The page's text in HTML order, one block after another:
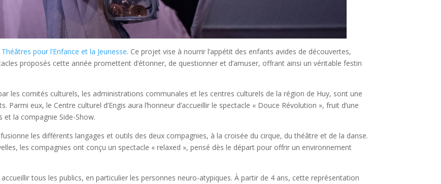
pour l’Enfance et la Jeunesse. Ce projet vise à nourrir l’appétit des enfants avides de découvertes,
proposés cette année promettent d’étonner, de questionner et d’amuser, offrant ainsi un véritable festin
les comités culturels, les administrations communales et les centres culturels de la région de Huy, sont une
eux, le Centre culturel d’Engis aura l’honneur d’accueillir le spectacle « Douce Révolution », fruit d’une
la compagnie Side-Show.
les différents langages et outils des deux compagnies, à la croisée du cirque, du théâtre et de la danse.
les compagnies ont conçu un spectacle « relaxed », pensé dès le départ pour offrir un environnement
tous les publics, en particulier les personnes neuro-atypiques. À partir de 4 ans, cette représentation